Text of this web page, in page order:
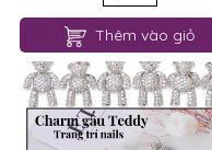
Thêm vào giỏ